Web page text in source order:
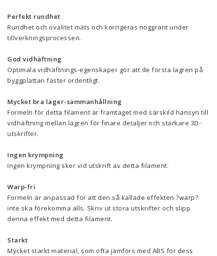
Perfekt rundhet
Rundhet och ovalitet mäts och korrigeras noggrant under
tillverkningsprocessen.
God vidhäftning
Optimala vidhäftnings-egenskaper gör att de första lagren på
byggplattan fäster ordentligt.
Mycket bra lager-sammanhållning
Formeln för detta filament är framtaget med särskild hänsyn till
vidhäftning mellan lagren för finare detaljer och starkare 3D-
utskrifter.
Ingen krympning
Ingen krympning sker vid utskrift av detta filament.
Warp-fri
Formeln är anpassad för att den så kallade effekten ?warp?
inte ska förekomma alls. Skriv ut stora utskrifter och slipp
denna effekt med detta filament.
Starkt
Mycket starkt material, som ofta jämförs med ABS för dess